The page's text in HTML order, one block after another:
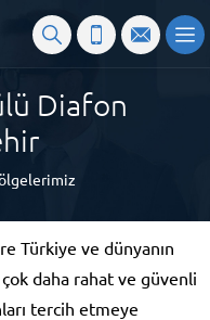
Diafon
Türkiye ve dünyanın
daha rahat ve güvenli
tercih etmeye